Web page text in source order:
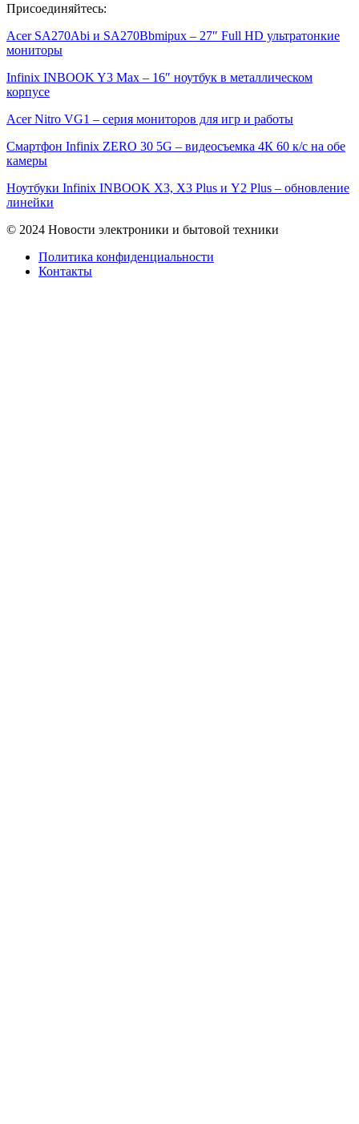
Присоединяйтесь:
Acer SA270Abi и SA270Bbmipux – 27″ Full HD ультратонкие
мониторы
Infinix INBOOK Y3 Max – 16″ ноутбук в металлическом
корпусе
Acer Nitro VG1 – серия мониторов для игр и работы
Смартфон Infinix ZERO 30 5G – видеосъемка 4К 60 к/с на обе
камеры
Ноутбуки Infinix INBOOK X3, X3 Plus и Y2 Plus – обновление
линейки
© 2024 Новости электроники и бытовой техники
Политика конфиденциальности
Контакты